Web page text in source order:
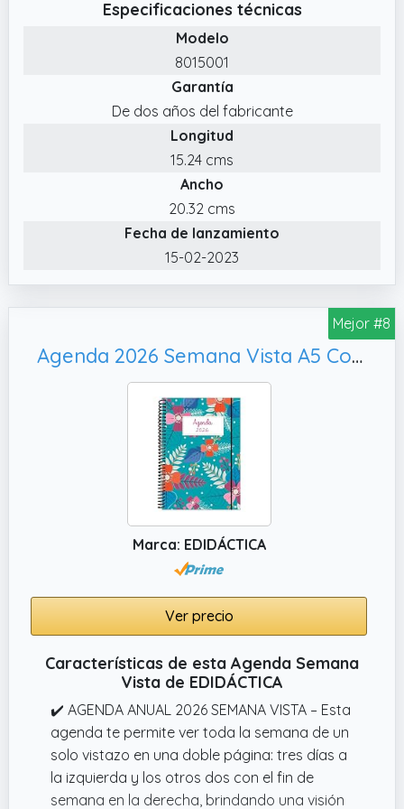
semana completa en dos páginas con los
✔️ Tapa ligera de polipropileno que se puede
personalizar: crea y cambia la portada de la
agenda a tu gusto.
Especificaciones técnicas
Modelo
8015001
Garantía
De dos años del fabricante
Longitud
15.24 cms
Ancho
20.32 cms
Fecha de lanzamiento
15-02-2023
Mejor #8
Agenda 2026 Semana Vista A5 Con Espiral Flexible 112 Páginas Enero A Diciembre Papel Premium 80g Tapas Plásticas Reforzadas Diseño Flores Color Azul Diario Planificador Mensual Profesional Ligera
Marca: EDIDÁCTICA
Ver precio
Características de esta Agenda Semana
Vista de EDIDÁCTICA
✔️ AGENDA ANUAL 2026 SEMANA VISTA – Esta
agenda te permite ver toda la semana de un
solo vistazo en una doble página: tres días a
la izquierda y los otros dos con el fin de
semana en la derecha, brindando una visión